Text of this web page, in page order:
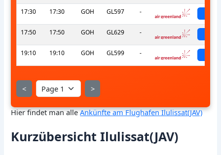
17:30 17:30 GOH GL597 -
17:50 17:50 GOH GL629 -
19:10 19:10 GOH GL599 -
< >
Hier findet man alleAnkünfte am Flughafen Ilulissat(JAV)
Kurzübersicht Ilulissat(JAV)